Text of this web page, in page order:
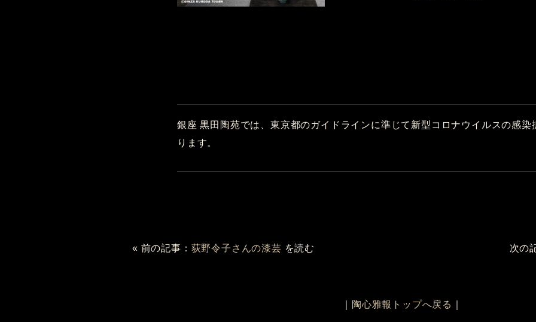
銀座 黒田陶苑では、東京都のガイドラインに準じて新型コロナウイルスの感染
ります。
« 前の記事： 荻野令子さんの漆芸 を読む 次の
陶心雅報トップへ戻る